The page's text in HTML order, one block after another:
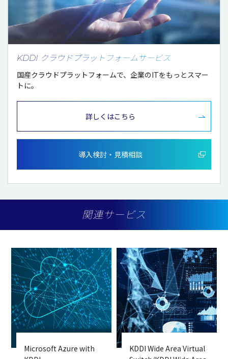
KDDI クラウドプラットフォームサービス
国産クラウドプラットフォームで、企業のITをもっとスマー
トに。
詳しくはこちら
導入検討・見積相談
関連サービス
Microsoft Azure with
KDDI Wide Area Virtual